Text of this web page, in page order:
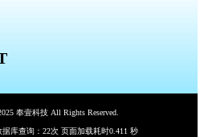
奉壹科技 All Rights Reserved.
据库查询：22次 页面加载耗时0.411 秒